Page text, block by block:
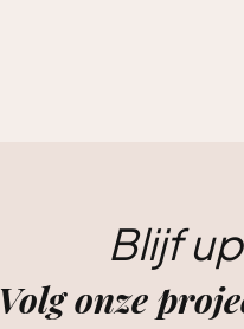
Blijf
Volg onze